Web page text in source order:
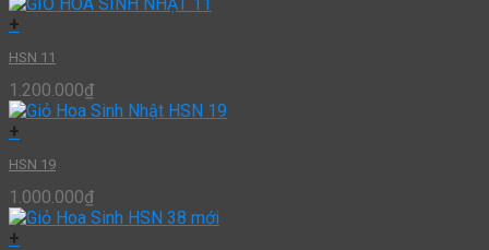
+
HSN 11
1.200.000₫
+
HSN 19
1.000.000₫
+